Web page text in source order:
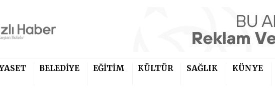
BELEDİYE EĞİTİM KÜLTÜR SAĞLIK KÜNYE
Kararı Sonrası AHEF'ten Bakanlığa: "Yargı Kararlarına Uyun" Çağrısı
Başkan Vekili Özcan Çalışmaları Yerinde İnceledi